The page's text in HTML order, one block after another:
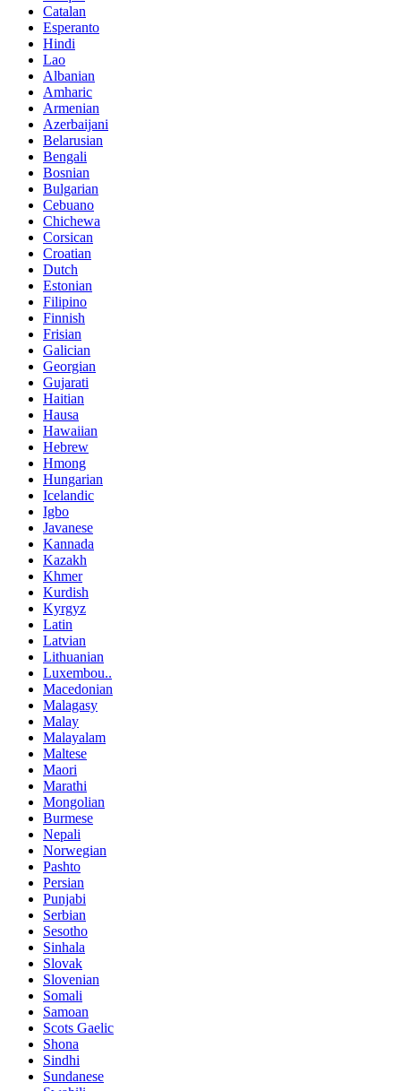
Catalan
Esperanto
Hindi
Lao
Albanian
Amharic
Armenian
Azerbaijani
Belarusian
Bengali
Bosnian
Bulgarian
Cebuano
Chichewa
Corsican
Croatian
Dutch
Estonian
Filipino
Finnish
Frisian
Galician
Georgian
Gujarati
Haitian
Hausa
Hawaiian
Hebrew
Hmong
Hungarian
Icelandic
Igbo
Javanese
Kannada
Kazakh
Khmer
Kurdish
Kyrgyz
Latin
Latvian
Lithuanian
Luxembou..
Macedonian
Malagasy
Malay
Malayalam
Maltese
Maori
Marathi
Mongolian
Burmese
Nepali
Norwegian
Pashto
Persian
Punjabi
Serbian
Sesotho
Sinhala
Slovak
Slovenian
Somali
Samoan
Scots Gaelic
Shona
Sindhi
Sundanese